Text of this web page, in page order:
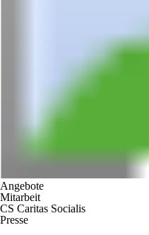
Angebote
Mitarbeit
CS Caritas Socialis
Presse